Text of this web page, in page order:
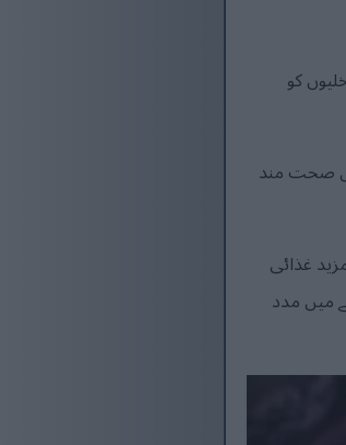
کو
صحت مند
غذا میں مزید غذائی
میں مدد